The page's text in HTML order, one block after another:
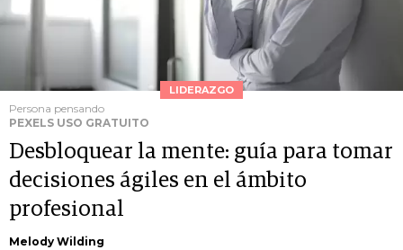
LIDERAZGO
Persona pensando
PEXELS USO GRATUITO
Desbloquear la mente: guía para tomar
decisiones ágiles en el ámbito
profesional
Melody Wilding